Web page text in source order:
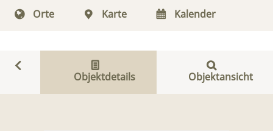
Orte Karte Kalender
Objektdetails Objektansicht